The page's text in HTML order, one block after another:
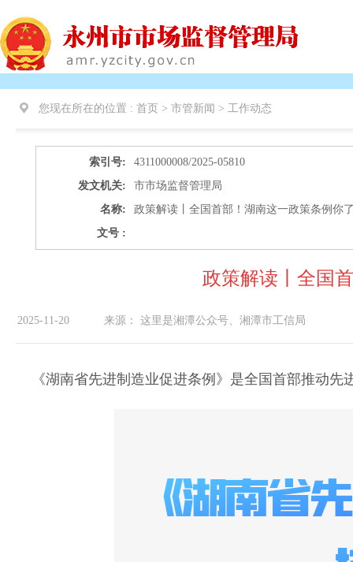
您现在所在的位置 : 首页 > 市管新闻 > 工作动态
索引号:
4311000008/2025-05810
发文机关:
市市场监督管理局
名称:
政策解读丨全国首部！湖南这一政策条例你
文号 :
政策解读丨全国
2025-11-20 来源： 这里是湘潭公众号、湘潭市工信局
《湖南省先进制造业促进条例》是全国首部推动先